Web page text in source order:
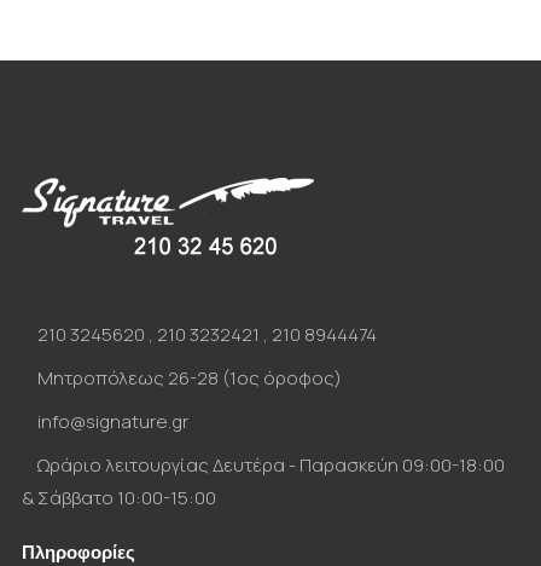
210 3245620 , 210 3232421 , 210 8944474
Μητροπόλεως 26-28 (1ος όροφος)
info@signature.gr
Ωράριο λειτουργίας Δευτέρα - Παρασκεύη 09:00-18:00
& Σάββατο 10:00-15:00
Πληροφορίες